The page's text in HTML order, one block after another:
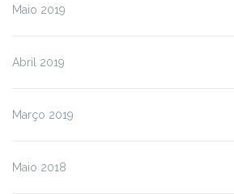
Maio 2019
Abril 2019
Março 2019
Maio 2018